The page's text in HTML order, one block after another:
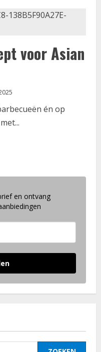
voor Asian
én op
en ontvang